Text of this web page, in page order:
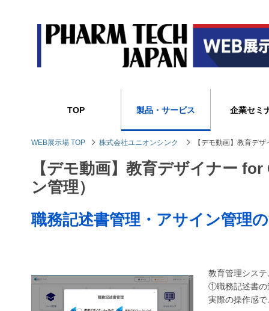
TOP 製品・サービス 企業セミ
WEB展示場 TOP 株式会社ユニオンシンク 【デモ動画】教育デ
【デモ動画】教育デザイナー
ン管理）
職務記述書管理・アサイン管理
教育管理シス
①職務記述書の
実際の操作感